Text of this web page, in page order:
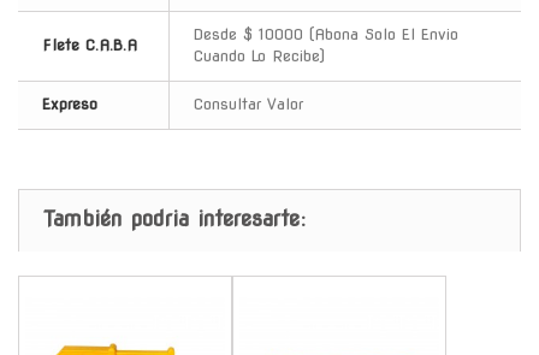
Flete C.A.B.A
Desde $ 10000 (Abona Solo El Envio
Cuando Lo Recibe)
Expreso Consultar Valor
También podria interesarte: